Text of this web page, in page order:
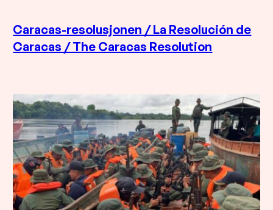
Caracas-resolusjonen / La Resolución de
Caracas / The Caracas Resolution